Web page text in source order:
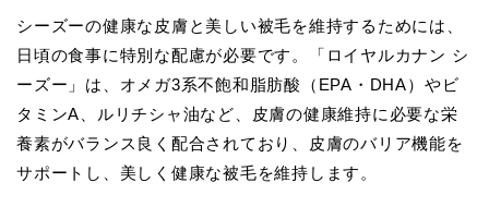
シーズーの健康な皮膚と美しい被毛を維持するためには、
日頃の食事に特別な配慮が必要です。「ロイヤルカナン シ
ーズー」は、オメガ3系不飽和脂肪酸（EPA・DHA）やビ
タミンA、ルリチシャ油など、皮膚の健康維持に必要な栄
養素がバランス良く配合されており、皮膚のバリア機能を
サポートし、美しく健康な被毛を維持します。